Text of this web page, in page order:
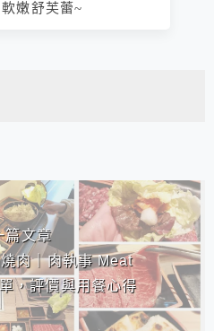
嫩舒芙蕾~
篇文章
肉｜肉執事 Meat
，評價與用餐心得